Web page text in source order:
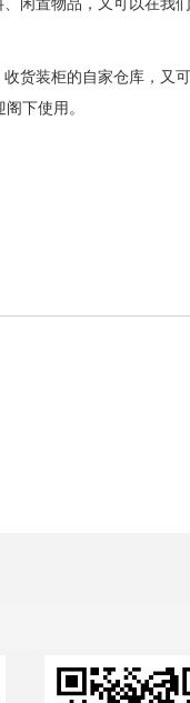
装柜的自家仓库，又
下使用。